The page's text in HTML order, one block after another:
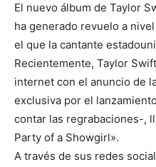
El nuevo álbum de Taylor
ha generado revuelo a
el que la cantante
Recientemente, Taylor
internet con el anuncio de
exclusiva por el
contar las regrabaciones-,
Party of a Showgirl».
A través de sus redes